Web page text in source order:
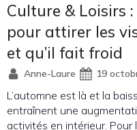
Culture & Loisirs
pour attirer les
et qu’il fait froid
Anne-Laure 19
L’automne est là et la
entraînent une
activités en intérieur. Pour